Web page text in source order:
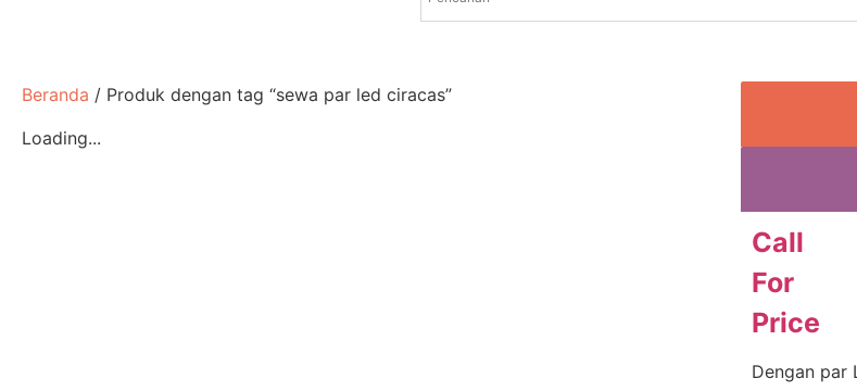
Beranda / Produk dengan tag “sewa par led ciracas”
Loading...
Call
For
Price
Dengan par